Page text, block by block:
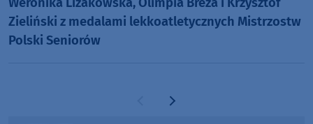
Weronika Lizakowska, Olimpia Breza i Krzysztof
Zieliński z medalami lekkoatletycznych Mistrzostw
Polski Seniorów
Poprzednia strona
Następna strona